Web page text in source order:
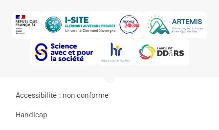
Accessibilité : non conforme
Handicap